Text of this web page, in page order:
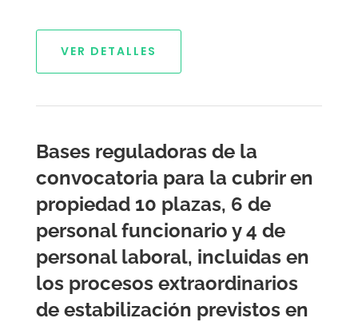
VER DETALLES
Bases reguladoras de la
convocatoria para la cubrir en
propiedad 10 plazas, 6 de
personal funcionario y 4 de
personal laboral, incluidas en
los procesos extraordinarios
de estabilización previstos en